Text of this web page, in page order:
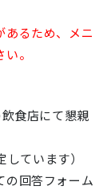
るため、メニ
。
食店にて懇親
ています）
の回答フォーム